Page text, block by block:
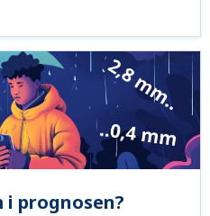
i prognosen?